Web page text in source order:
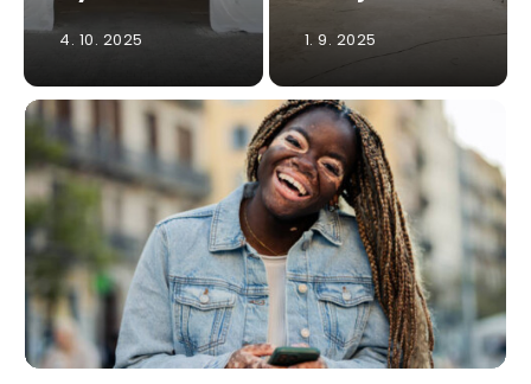
4. 10. 2025 1. 9. 2025